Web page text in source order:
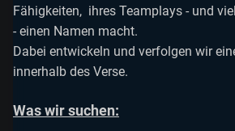
Fähigkeiten, ihres Teamplays - und
- einen Namen macht.
Dabei entwickeln und verfolgen wir
innerhalb des Verse.
Was wir suchen: